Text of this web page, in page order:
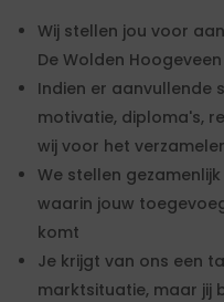
Wij stellen jou voor
De Wolden Hoogeveen
Indien er aanvullende
motivatie, diploma's,
wij voor het
We stellen
waarin jouw
komt
Je krijgt van ons een
marktsituatie, maar jij